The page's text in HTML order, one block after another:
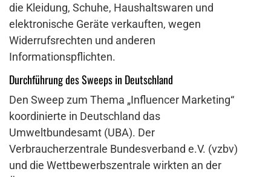
die Kleidung, Schuhe, Haushaltswaren und
elektronische Geräte verkauften, wegen
Widerrufsrechten und anderen
Informationspflichten.
Durchführung des Sweeps in Deutschland
Den Sweep zum Thema „Influencer Marketing“
koordinierte in Deutschland das
Umweltbundesamt (UBA). Der
Verbraucherzentrale Bundesverband e.V. (vzbv)
und die Wettbewerbszentrale wirkten an der